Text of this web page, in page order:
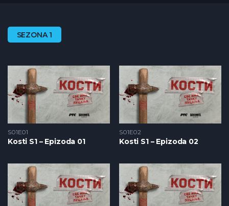
SEZONA 1
S01E01
Kosti S1 – Epizoda 01
S01E02
Kosti S1 – Epizoda 02